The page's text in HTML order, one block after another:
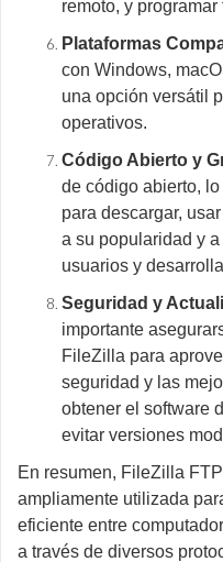
remoto, y
Plataformas
con Windows,
una opción versátil
operativos.
Código Abierto y
de código abierto,
para descargar,
a su popularidad y
usuarios y
Seguridad y
importante
FileZilla para
seguridad y las
obtener el software
evitar versiones
En resumen, FileZilla
ampliamente utilizada
eficiente entre
a través de diversos